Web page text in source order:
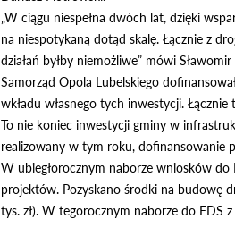
„W ciągu niespełna dwóch lat, dzięki
na niespotykaną dotąd skalę. Łącznie z
działań byłby niemożliwe” mówi
Samorząd Opola Lubelskiego
wkładu własnego tych inwestycji. Łącznie
To nie koniec inwestycji gminy w
realizowany w tym roku, dofinansowanie
W ubiegłorocznym naborze wniosków do
projektów. Pozyskano środki na budowę
tys. zł). W tegorocznym naborze do FDS